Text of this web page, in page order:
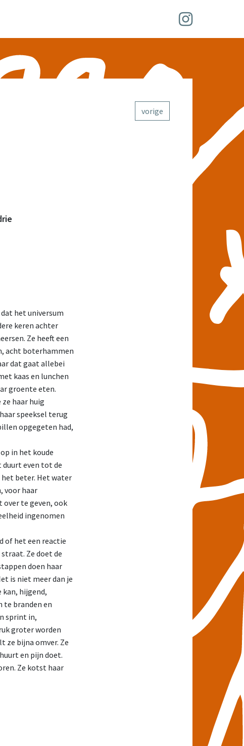
vorige
het universum
keren achter
Ze heeft een
acht boterhammen
dat gaat allebei
kaas en lunchen
groente eten.
haar huig
speeksel terug
opgegeten had,
in het koude
even tot de
beter. Het water
voor haar
te geven, ook
ingenomen
of het een reactie
Ze doet de
doen haar
is niet meer dan je
kan, hijgend,
te branden en
sprint in,
groter worden
ze bijna omver. Ze
en pijn doet.
Ze kotst haar